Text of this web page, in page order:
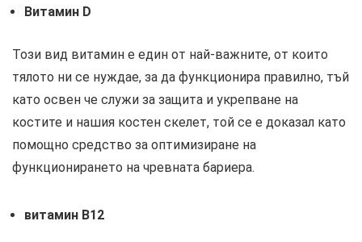
Витамин D
Този вид витамин е един от най-важните, от които
тялото ни се нуждае, за да функционира правилно, тъй
като освен че служи за защита и укрепване на
костите и нашия костен скелет, той се е доказал като
помощно средство за оптимизиране на
функционирането на чревната бариера.
витамин B12